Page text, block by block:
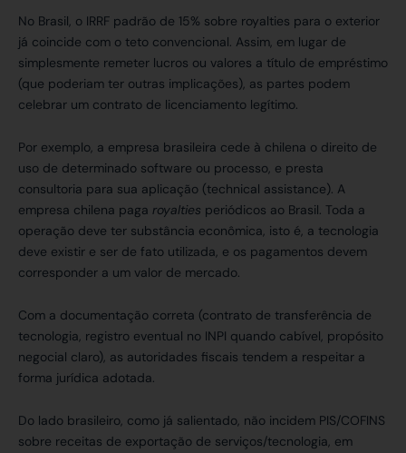
No Brasil, o IRRF padrão de 15% sobre royalties para o exterior
já coincide com o teto convencional. Assim, em lugar de
simplesmente remeter lucros ou valores a título de empréstimo
(que poderiam ter outras implicações), as partes podem
celebrar um contrato de licenciamento legítimo.
Por exemplo, a empresa brasileira cede à chilena o direito de
uso de determinado software ou processo, e presta
consultoria para sua aplicação (technical assistance). A
empresa chilena paga royalties periódicos ao Brasil. Toda a
operação deve ter substância econômica, isto é, a tecnologia
deve existir e ser de fato utilizada, e os pagamentos devem
corresponder a um valor de mercado.
Com a documentação correta (contrato de transferência de
tecnologia, registro eventual no INPI quando cabível, propósito
negocial claro), as autoridades fiscais tendem a respeitar a
forma jurídica adotada.
Do lado brasileiro, como já salientado, não incidem PIS/COFINS
sobre receitas de exportação de serviços/tecnologia, em